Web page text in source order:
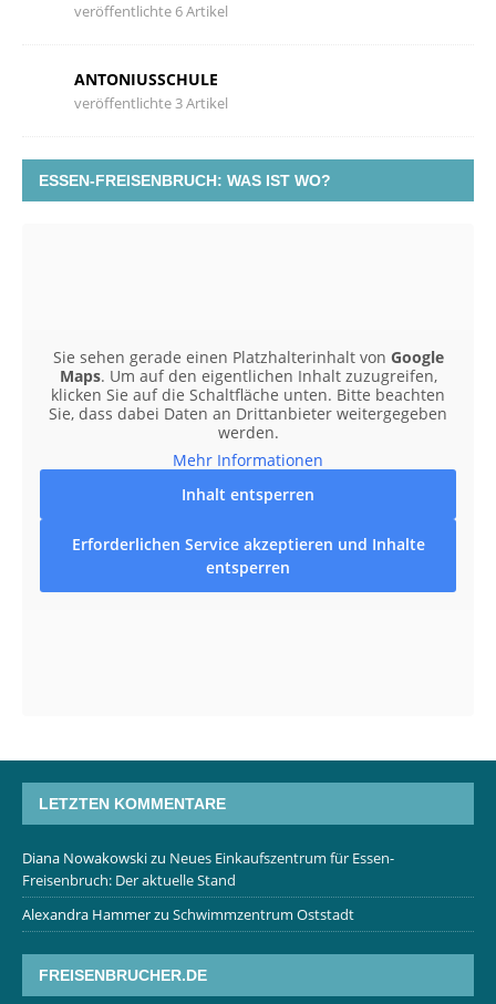
veröffentlichte 6 Artikel
ANTONIUSSCHULE
veröffentlichte 3 Artikel
ESSEN-FREISENBRUCH: WAS IST WO?
Sie sehen gerade einen Platzhalterinhalt von Google
Maps. Um auf den eigentlichen Inhalt zuzugreifen,
klicken Sie auf die Schaltfläche unten. Bitte beachten
Sie, dass dabei Daten an Drittanbieter weitergegeben
werden.
Mehr Informationen
Inhalt entsperren
Erforderlichen Service akzeptieren und Inhalte
entsperren
LETZTEN KOMMENTARE
Diana Nowakowskizu Neues Einkaufszentrum für Essen-
Freisenbruch: Der aktuelle Stand
Alexandra Hammerzu Schwimmzentrum Oststadt
FREISENBRUCHER.DE